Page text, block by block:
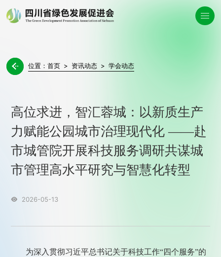
 位置：首页 > 资讯动态 > 学会动态
高位求进，智汇蓉城：以新质生产
力赋能公园城市治理现代化 ——赴
市城管院开展科技服务调研共谋城
市管理高水平研究与智慧化转型
 2026-05-13
为深入贯彻习近平总书记关于科技工作“四个服务”的